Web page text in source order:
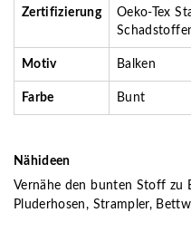
Zertifizierung
Oeko-Tex
Motiv Balken
Farbe Bunt
Nähideen
Vernähe den bunten Stoff zu
Pluderhosen, Strampler,